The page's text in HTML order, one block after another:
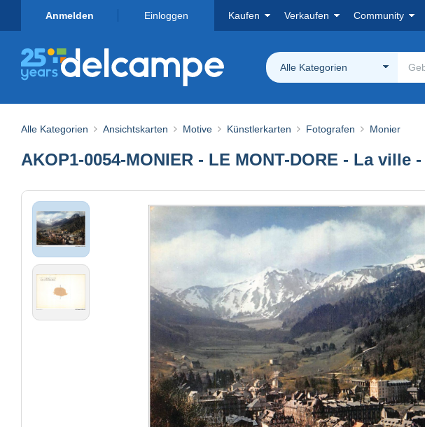
Anmelden Einloggen Kaufen Verkaufen Community
Alle Kategorien
Alle Kategorien Ansichtskarten Motive Künstlerkarten Fotografen Monier
AKOP1-0054-MONIER - LE MONT-DORE - La